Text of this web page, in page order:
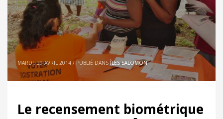
MARDI, 29 AVRIL 2014 / PUBLIÉ DANS ÎLES SALOMON
Le recensement biométrique